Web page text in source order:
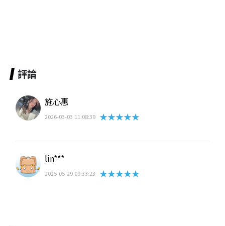
評論
施心惠
2026-03-03 11:08:39 ★★★★★
lin***
2025-05-29 09:33:23 ★★★★★